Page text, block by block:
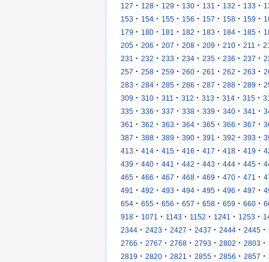
127 · 128 · 129 · 130 · 131 · 132 · 133 ·
153 · 154 · 155 · 156 · 157 · 158 · 159 ·
179 · 180 · 181 · 182 · 183 · 184 · 185 ·
205 · 206 · 207 · 208 · 209 · 210 · 211 ·
231
· 232 · 233 · 234 · 235 · 236 · 237 ·
257 · 258 · 259 · 260 · 261 · 262 · 263 ·
283 · 284 · 285 · 286 · 287 · 288 · 289 ·
309 · 310 · 311 · 312 · 313 · 314 · 315 ·
335 · 336 · 337 · 338 · 339 · 340 · 341 ·
361
· 362 · 363 · 364 · 365 · 366 · 367 ·
387 · 388 · 389 · 390 · 391 · 392 · 393 ·
413 · 414 · 415 · 416 · 417 · 418 · 419 ·
439 · 440 · 441 · 442 · 443 · 444 · 445 ·
465 · 466 · 467 · 468 · 469 · 470 · 471 ·
491
· 492 · 493 · 494 · 495 · 496 · 497 ·
654 · 655 · 656 · 657 · 658 · 659 · 660 ·
918 · 1071 · 1143 · 1152 · 1241 · 1253 ·
2344 · 2423 · 2427 · 2437 · 2444 · 2445 ·
2766 · 2767 · 2768 · 2793 · 2802 · 2803 ·
2819 · 2820 · 2821 · 2855 · 2856 · 2857 ·